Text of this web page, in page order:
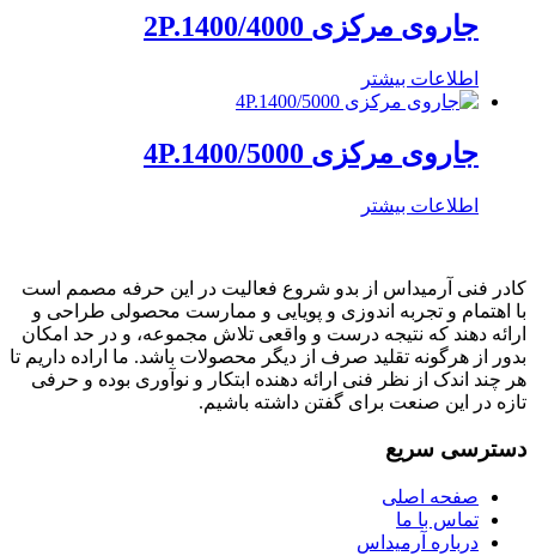
جاروی مرکزی 2P.1400/4000
اطلاعات بیشتر
جاروی مرکزی 4P.1400/5000
اطلاعات بیشتر
کادر فنی آرمیداس از بدو شروع فعالیت در این حرفه مصمم است
با اهتمام و تجربه اندوزی و پویایی و ممارست محصولی طراحی و
ارائه دهند که نتیجه درست و واقعی تلاش مجموعه، و در حد امکان
بدور از هرگونه تقلید صرف از دیگر محصولات باشد. ما اراده داریم تا
هر چند اندک از نظر فنی ارائه دهنده ابتکار و نوآوری بوده و حرفی
تازه در این صنعت برای گفتن داشته باشیم.
دسترسی سریع
صفحه اصلی
تماس با ما
درباره آرمیداس